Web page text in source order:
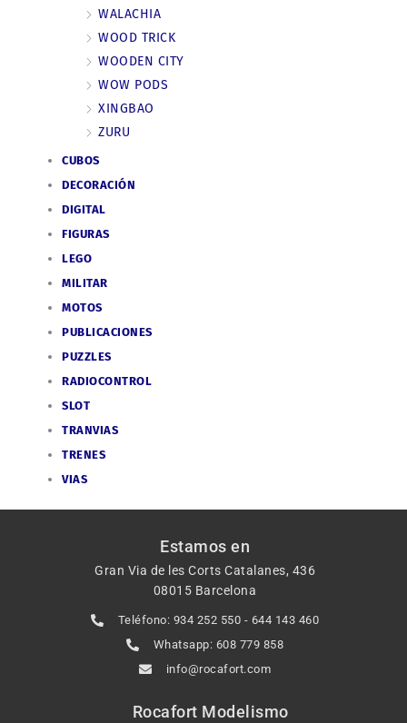
WALACHIA
WOOD TRICK
WOODEN CITY
WOW PODS
XINGBAO
ZURU
CUBOS
DECORACIÓN
DIGITAL
FIGURAS
LEGO
MILITAR
MOTOS
PUBLICACIONES
PUZZLES
RADIOCONTROL
SLOT
TRANVIAS
TRENES
VIAS
Estamos en
Gran Via de les Corts Catalanes, 436
08015 Barcelona
Teléfono: 934 252 550 - 644 143 460
Whatsapp: 608 779 858
info@rocafort.com
Rocafort Modelismo